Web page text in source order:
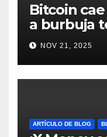
Bitcoin
a burbuja
nervios en
#Bitcoin
NOV 21, 2025
ARTÍCULO DE BLOG